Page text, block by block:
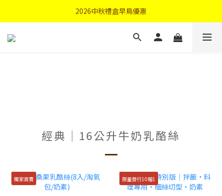
首購優惠輸入"N50"現折50元
2026中秋禮盒早鳥優惠
首購優惠輸入"N50"現折50元
經典│16公升牛奶乳酪絲
獨家首賣 限量發行10贈1